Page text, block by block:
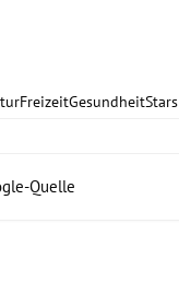
FreizeitGesundheitStars
Quelle